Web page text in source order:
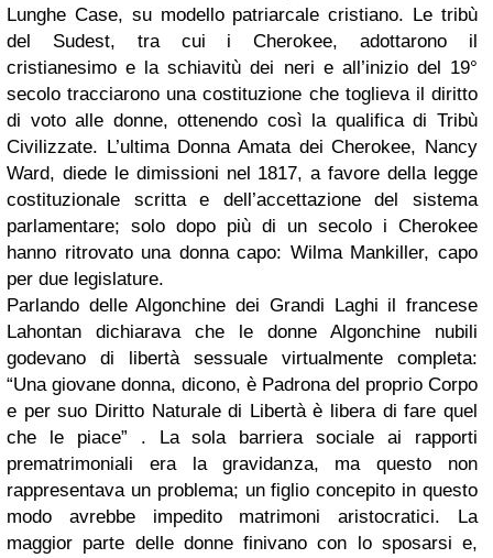
Lunghe Case, su modello patriarcale cristiano. Le tribù
del Sudest, tra cui i Cherokee, adottarono il
cristianesimo e la schiavitù dei neri e all’inizio del 19°
secolo tracciarono una costituzione che toglieva il diritto
di voto alle donne, ottenendo così la qualifica di Tribù
Civilizzate. L’ultima Donna Amata dei Cherokee, Nancy
Ward, diede le dimissioni nel 1817, a favore della legge
costituzionale scritta e dell’accettazione del sistema
parlamentare; solo dopo più di un secolo i Cherokee
hanno ritrovato una donna capo: Wilma Mankiller, capo
per due legislature.
Parlando delle Algonchine dei Grandi Laghi il francese
Lahontan dichiarava che le donne Algonchine nubili
godevano di libertà sessuale virtualmente completa:
“Una giovane donna, dicono, è Padrona del proprio Corpo
e per suo Diritto Naturale di Libertà è libera di fare quel
che le piace” . La sola barriera sociale ai rapporti
prematrimoniali era la gravidanza, ma questo non
rappresentava un problema; un figlio concepito in questo
modo avrebbe impedito matrimoni aristocratici. La
maggior parte delle donne finivano con lo sposarsi e,